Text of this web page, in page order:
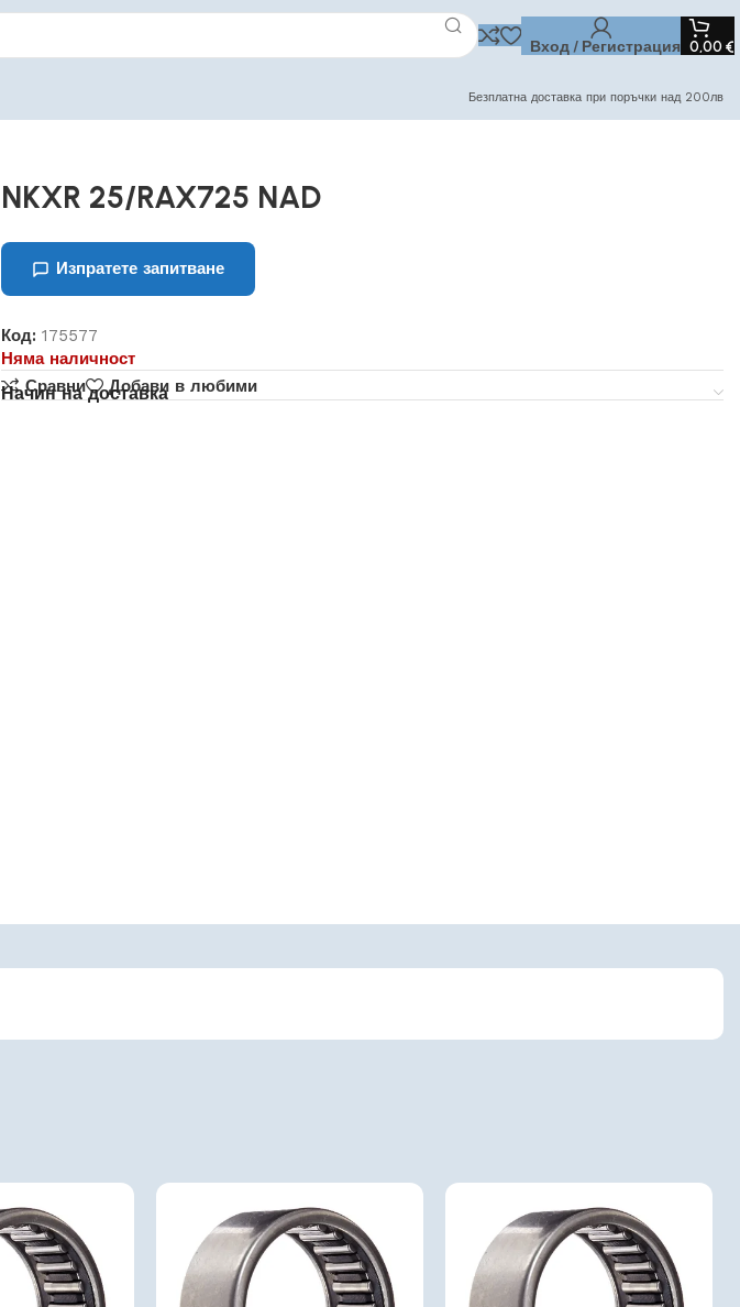
Вход / Регистрация 0,00 €
Безплатна доставка при поръчки над 200лв
NKXR 25/RAX725 NAD
Изпратете запитване
Код: 175577
Няма наличност
Сравни
Добави в любими
Начин на доставка